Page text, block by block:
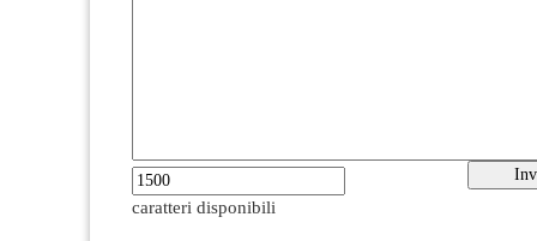
caratteri disponibili